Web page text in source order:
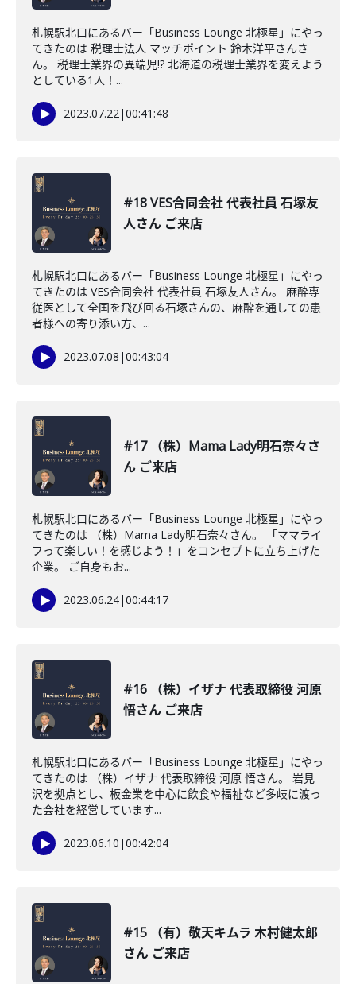
札幌駅北口にあるバー「Business Lounge 北極星」にやっ
てきたのは 税理士法人 マッチポイント 鈴木洋平さんさ
ん。 税理士業界の異端児!? 北海道の税理士業界を変えよう
としている1人！...
2023.07.22|00:41:48
#18 VES合同会社 代表社員 石塚友
人さん ご来店
札幌駅北口にあるバー「Business Lounge 北極星」にやっ
てきたのは VES合同会社 代表社員 石塚友人さん。 麻酔専
従医として全国を飛び回る石塚さんの、麻酔を通しての患
者様への寄り添い方、...
2023.07.08 |00:43:04
#17 （株）Mama Lady明石奈々さ
ん ご来店
札幌駅北口にあるバー「Business Lounge 北極星」にやっ
てきたのは （株）Mama Lady明石奈々さん。 「ママライ
フって楽しい！を感じよう！」をコンセプトに立ち上げた
企業。 ご自身もお...
2023.06.24|00:44:17
#16 （株）イザナ 代表取締役 河原
悟さん ご来店
札幌駅北口にあるバー「Business Lounge 北極星」にやっ
てきたのは （株）イザナ 代表取締役 河原 悟さん。 岩見
沢を拠点とし、板金業を中心に飲食や福祉など多岐に渡っ
た会社を経営しています...
2023.06.10 |00:42:04
#15 （有）敬天キムラ 木村健太郎
さん ご来店